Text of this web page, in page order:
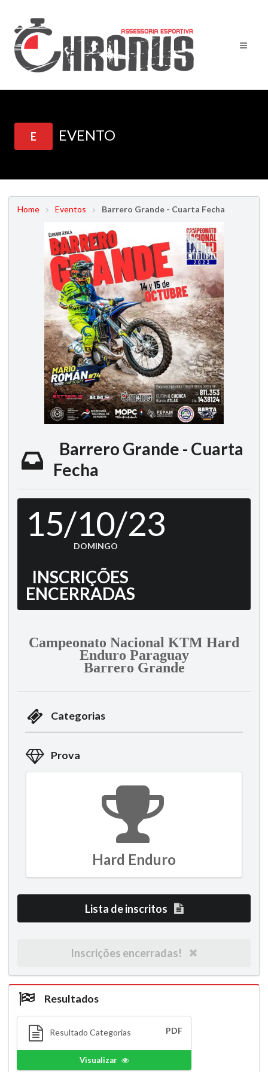
E EVENTO
Home Eventos Barrero Grande - Cuarta Fecha
Barrero Grande - Cuarta
Fecha
15/10/23
DOMINGO
INSCRIÇÕES
ENCERRADAS
Campeonato Nacional KTM Hard
Enduro Paraguay
Barrero Grande
Categorias
Prova
Hard Enduro
Lista de inscritos
Inscrições encerradas!
Resultados
Resultado Categorias PDF
Visualizar